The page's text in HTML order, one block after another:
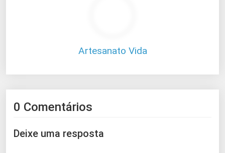
Artesanato Vida
0 Comentários
Deixe uma resposta